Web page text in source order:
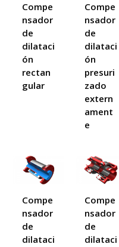
Compe
nsador
de
dilataci
ón
rectan
gular
Compe
nsador
de
dilataci
ón
presuri
zado
extern
ament
e
Compe
nsador
de
dilataci
Compe
nsador
de
dilataci